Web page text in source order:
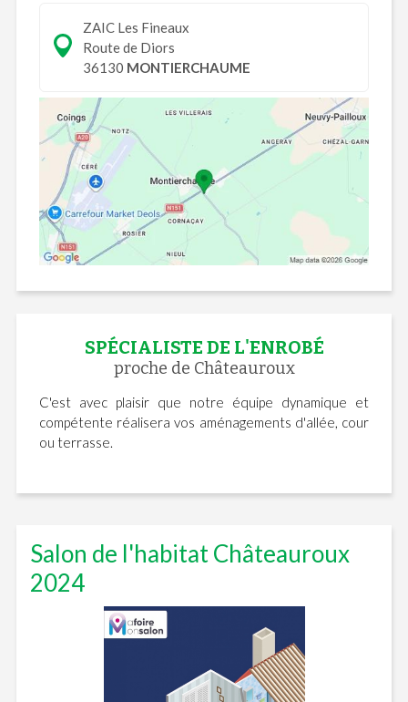
ZAIC Les Fineaux
Route de Diors
36130 MONTIERCHAUME
SPÉCIALISTE DE L'ENROBÉ
proche de Châteauroux
C'est avec plaisir que notre équipe dynamique et
compétente réalisera vos aménagements d'allée, cour
ou terrasse.
Salon de l'habitat Châteauroux
2024